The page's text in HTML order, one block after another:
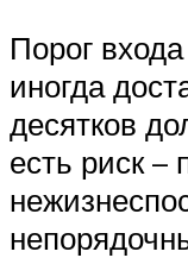
Порог
иногда
десятков
есть риск –